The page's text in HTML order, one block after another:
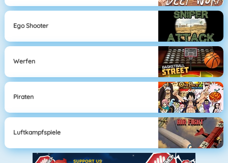
Ego Shooter
Werfen
Piraten
Luftkampfspiele